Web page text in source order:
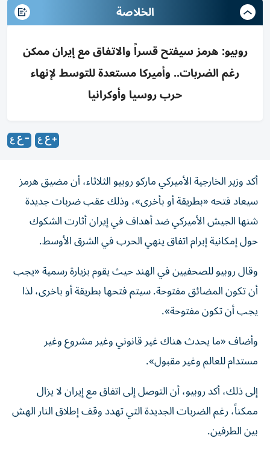
الخلاصة
روبيو: هرمز سيفتح قسراً والاتفاق مع إيران ممكن
رغم الضربات.. وأميركا مستعدة للتوسط لإنهاء
حرب روسيا وأوكرانيا
أكد وزير الخارجية الأميركي ماركو روبيو الثلاثاء، أن مضيق هرمز
سيعاد فتحه «بطريقة أو بأخرى»، وذلك عقب ضربات جديدة
شنها الجيش الأميركي ضد أهداف في إيران أثارت الشكوك
حول إمكانية إبرام اتفاق ينهي الحرب في الشرق الأوسط.
وقال روبيو للصحفيين في الهند حيث يقوم بزيارة رسمية «يجب
أن تكون المضائق مفتوحة. سيتم فتحها بطريقة أو باخرى، لذا
يجب أن تكون مفتوحة».
وأضاف «ما يحدث هناك غير قانوني وغير مشروع وغير
مستدام للعالم وغير مقبول».
إلى ذلك، أكد روبيو، أن التوصل إلى اتفاق مع إيران لا يزال
ممكناً، رغم الضربات الجديدة التي تهدد وقف إطلاق النار الهش
بين الطرفين.